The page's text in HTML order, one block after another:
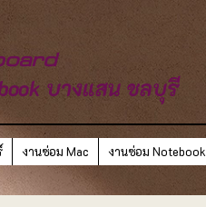
บางแสน ชลบุรี
งานซ่อม Mac งานซ่อม Notebook